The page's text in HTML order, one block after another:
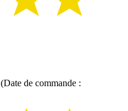
(Date de commande :